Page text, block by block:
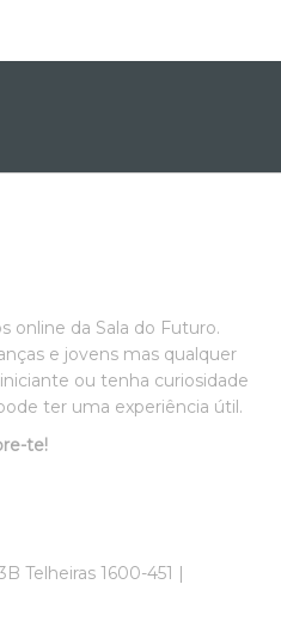
online da Sala do Futuro.
e jovens mas qualquer
ou tenha curiosidade
ter uma experiência útil.
te!
Telheiras 1600-451 |